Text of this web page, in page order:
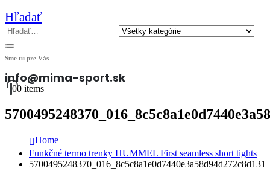
Hľadať
Sme tu pre Vás
info@mima-sport.sk
00 items
Home
Funkčné termo trenky HUMMEL First seamless short tights
5700495248370_016_8c5c8a1e0d7440e3a58d94d272c8d131